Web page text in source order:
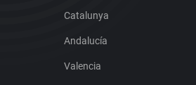
Catalunya
Andalucía
Valencia